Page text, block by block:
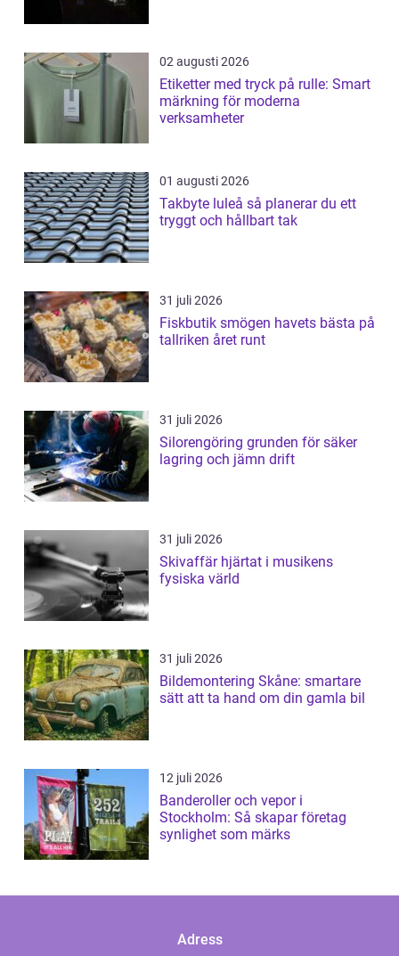
02 augusti 2026
Etiketter med tryck på rulle: Smart
märkning för moderna
verksamheter
01 augusti 2026
Takbyte luleå så planerar du ett
tryggt och hållbart tak
31 juli 2026
Fiskbutik smögen havets bästa på
tallriken året runt
31 juli 2026
Silorengöring grunden för säker
lagring och jämn drift
31 juli 2026
Skivaffär hjärtat i musikens
fysiska värld
31 juli 2026
Bildemontering Skåne: smartare
sätt att ta hand om din gamla bil
12 juli 2026
Banderoller och vepor i
Stockholm: Så skapar företag
synlighet som märks
Adress